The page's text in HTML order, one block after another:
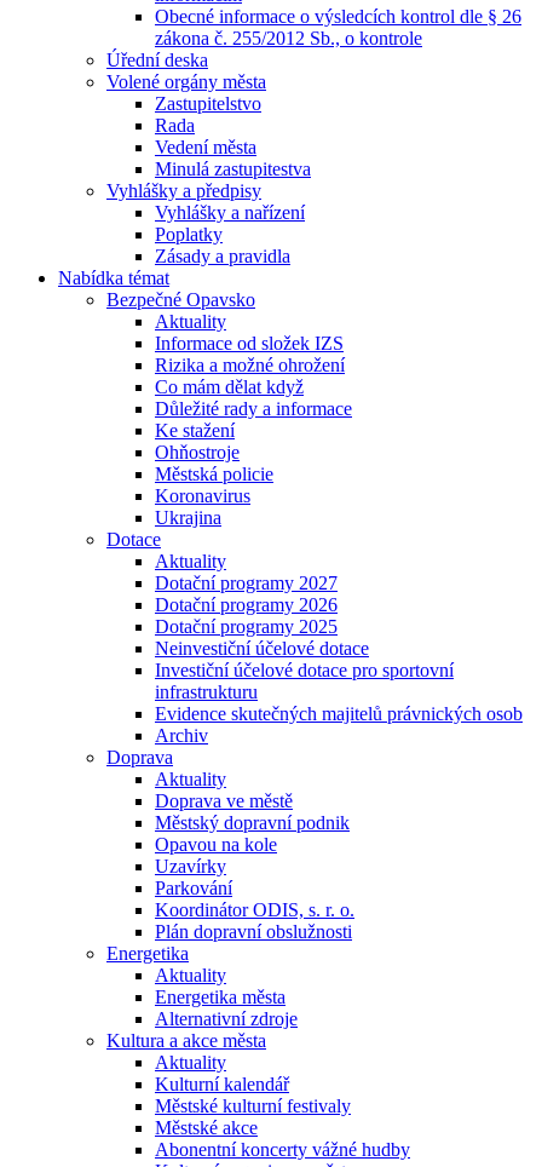
Obecné informace o výsledcích kontrol dle § 26
zákona č. 255/2012 Sb., o kontrole
Úřední deska
Volené orgány města
Zastupitelstvo
Rada
Vedení města
Minulá zastupitestva
Vyhlášky a předpisy
Vyhlášky a nařízení
Poplatky
Zásady a pravidla
Nabídka témat
Bezpečné Opavsko
Aktuality
Informace od složek IZS
Rizika a možné ohrožení
Co mám dělat když
Důležité rady a informace
Ke stažení
Ohňostroje
Městská policie
Koronavirus
Ukrajina
Dotace
Aktuality
Dotační programy 2027
Dotační programy 2026
Dotační programy 2025
Neinvestiční účelové dotace
Investiční účelové dotace pro sportovní
infrastrukturu
Evidence skutečných majitelů právnických osob
Archiv
Doprava
Aktuality
Doprava ve městě
Městský dopravní podnik
Opavou na kole
Uzavírky
Parkování
Koordinátor ODIS, s. r. o.
Plán dopravní obslužnosti
Energetika
Aktuality
Energetika města
Alternativní zdroje
Kultura a akce města
Aktuality
Kulturní kalendář
Městské kulturní festivaly
Městské akce
Abonentní koncerty vážné hudby